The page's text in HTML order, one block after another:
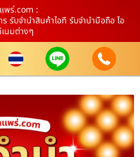
พร่.com :
รับจำนำสินค้าไอที รับจำนำมือถือ ไอ
นมต่างๆ